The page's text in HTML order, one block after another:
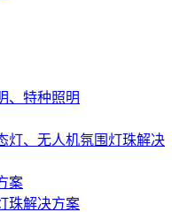
、特种照明
灯、无人机氛围灯珠解决
案
珠解决方案